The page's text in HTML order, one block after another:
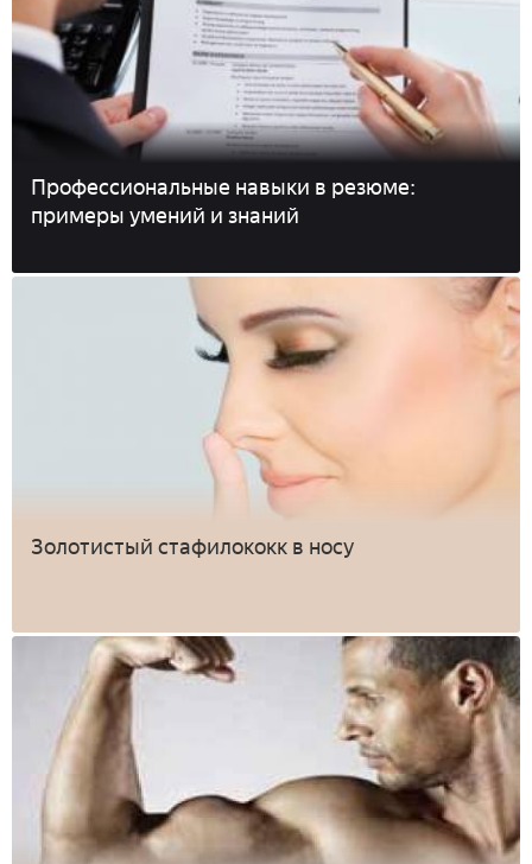
Профессиональные навыки в резюме:
примеры умений и знаний
Золотистый стафилококк в носу